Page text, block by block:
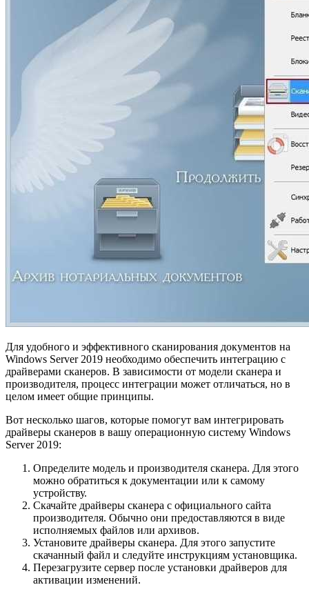
Для удобного и эффективного сканирования документов на
Windows Server 2019 необходимо обеспечить интеграцию с
драйверами сканеров. В зависимости от модели сканера и
производителя, процесс интеграции может отличаться, но в
целом имеет общие принципы.
Вот несколько шагов, которые помогут вам интегрировать
драйверы сканеров в вашу операционную систему Windows
Server 2019:
Определите модель и производителя сканера. Для этого
можно обратиться к документации или к самому
устройству.
Скачайте драйверы сканера с официального сайта
производителя. Обычно они предоставляются в виде
исполняемых файлов или архивов.
Установите драйверы сканера. Для этого запустите
скачанный файл и следуйте инструкциям установщика.
Перезагрузите сервер после установки драйверов для
активации изменений.